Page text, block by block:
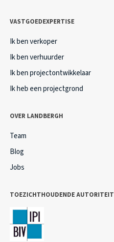
VASTGOEDEXPERTISE
Ik ben verkoper
Ik ben verhuurder
Ik ben projectontwikkelaar
Ik heb een projectgrond
OVER LANDBERGH
Team
Blog
Jobs
TOEZICHTHOUDENDE AUTORITEIT